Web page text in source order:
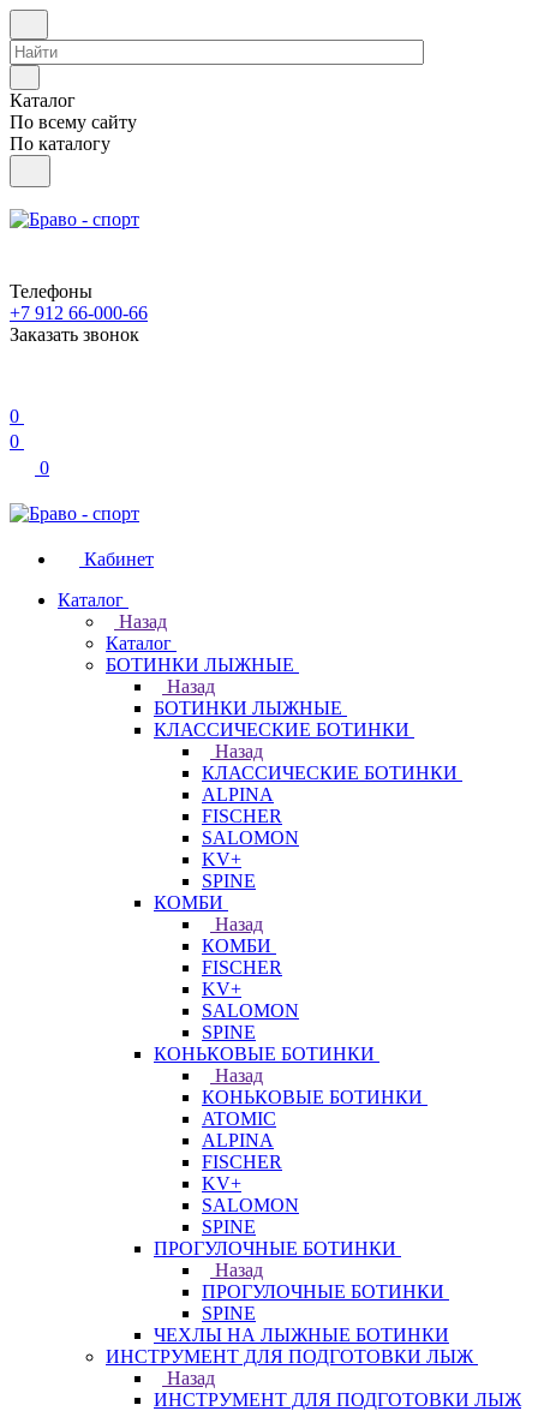
Каталог
По всему сайту
По каталогу
Телефоны
+7 912 66-000-66
Заказать звонок
0
0
0
Кабинет
Каталог
Назад
Каталог
БОТИНКИ ЛЫЖНЫЕ
Назад
БОТИНКИ ЛЫЖНЫЕ
КЛАССИЧЕСКИЕ БОТИНКИ
Назад
КЛАССИЧЕСКИЕ БОТИНКИ
ALPINA
FISCHER
SALOMON
KV+
SPINE
КОМБИ
Назад
КОМБИ
FISCHER
KV+
SALOMON
SPINE
КОНЬКОВЫЕ БОТИНКИ
Назад
КОНЬКОВЫЕ БОТИНКИ
ATOMIC
ALPINA
FISCHER
KV+
SALOMON
SPINE
ПРОГУЛОЧНЫЕ БОТИНКИ
Назад
ПРОГУЛОЧНЫЕ БОТИНКИ
SPINE
ЧЕХЛЫ НА ЛЫЖНЫЕ БОТИНКИ
ИНСТРУМЕНТ ДЛЯ ПОДГОТОВКИ ЛЫЖ
Назад
ИНСТРУМЕНТ ДЛЯ ПОДГОТОВКИ ЛЫЖ